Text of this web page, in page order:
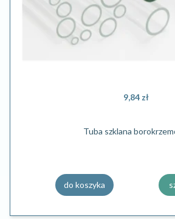
9,84 zł
Tuba szklana
do koszyka